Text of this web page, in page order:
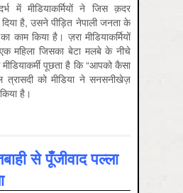
में मीडियाकर्मियों ने जिस क़दर
है, उसने पीड़ित नेपाली जनता के
किया है। ज़रा मीडियाकर्मियों
महिला जिसका बेटा मलबे के नीचे
पूछता है कि “आपको कैसा
त्रासदी को मीडिया ने सनसनीखेज़
है।
से पूँजीवाद पल्ला